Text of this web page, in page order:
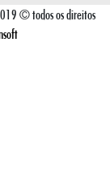
© todos os direitos